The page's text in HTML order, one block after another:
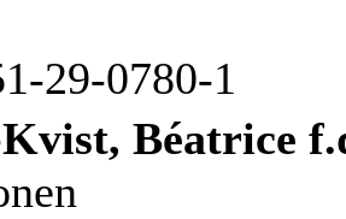
29-0780-1
Béatrice